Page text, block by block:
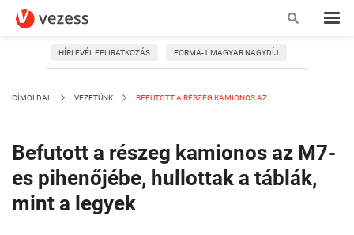
HÍRLEVÉL FELIRATKOZÁS FORMA-1 MAGYAR NAGYDÍJ
CÍMOLDAL VEZETÜNK BEFUTOTT A RÉSZEG KAMIONOS AZ...
Befutott a részeg kamionos az M7-
es pihenőjébe, hullottak a táblák,
mint a legyek